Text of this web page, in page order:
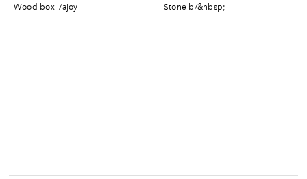
wood box l/ajoy stone b/&nbsp;